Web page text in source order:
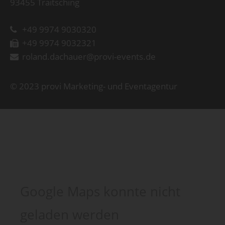
93455 Traitsching
+49 9974 9030320
+49 9974 9032321
roland.dachauer@provi-events.de
© 2023 provi Marketing- und Eventagentur